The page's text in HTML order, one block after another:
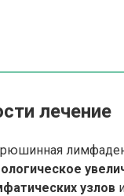
лечение
узлов